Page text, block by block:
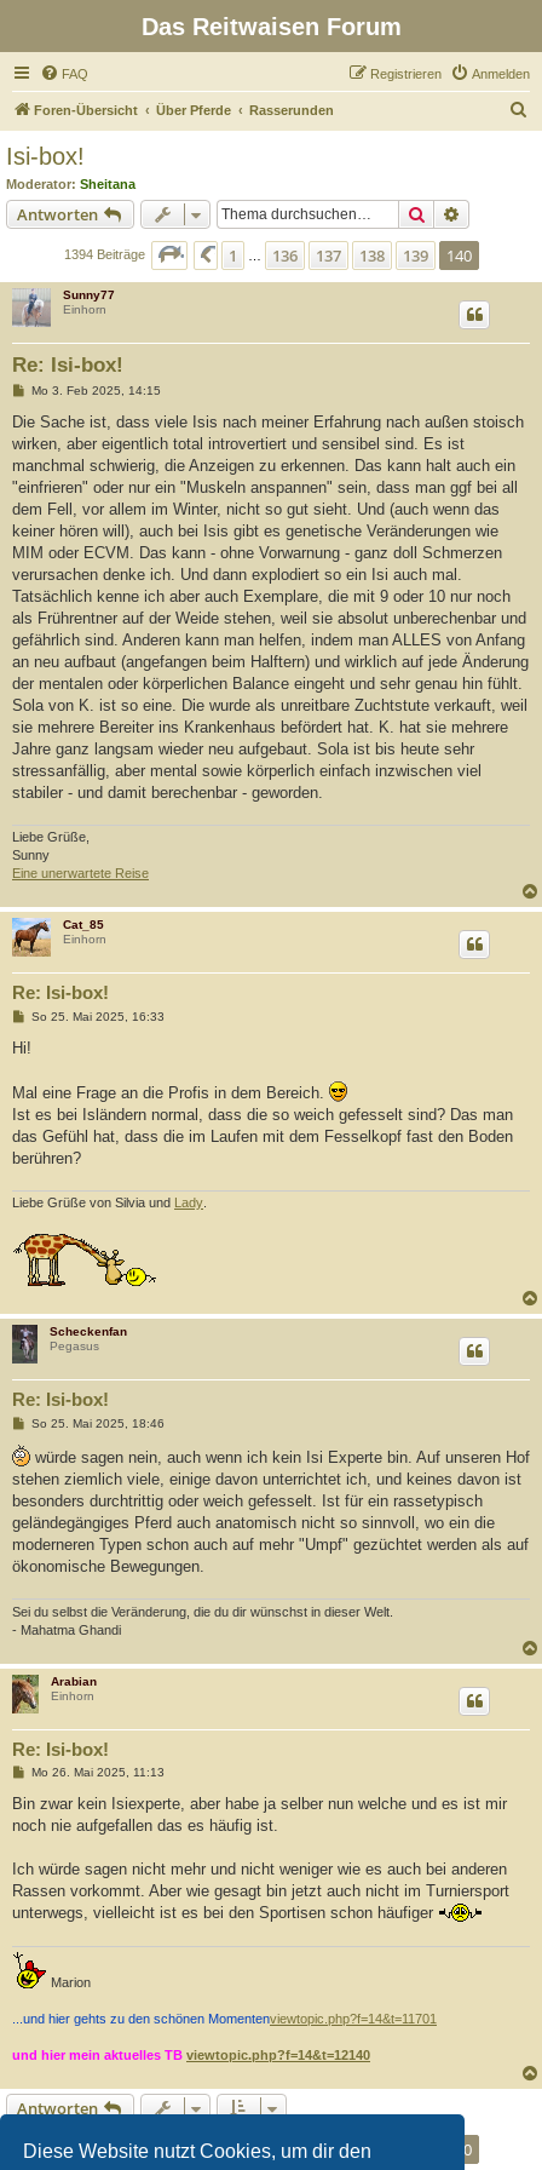
Diese Website nutzt Cookies, um dir den
Das Reitwaisen Forum
FAQ Anmelden
Registrieren
Foren-Übersicht Über Pferde Rasserunden
Isi-box!
Moderator: Sheitana
Antworten Suche
1394 Beiträge Seite 140 von140
Vorherige
1 136 137 138 139 140
Sunny77
Einhorn
Re: Isi-box!
B
i
r
a
Mo 3. Feb 2025, 14:15
Die Sache ist, dass viele Isis nach meiner Erfahrung nach außen stoisch
wirken, aber eigentlich total introvertiert und sensibel sind. Es ist
manchmal schwierig, die Anzeigen zu erkennen. Das kann halt auch ein
"einfrieren" oder nur ein "Muskeln anspannen" sein, dass man ggf bei all
dem Fell, vor allem im Winter, nicht so gut sieht. Und (auch wenn das
keiner hören will), auch bei Isis gibt es genetische Veränderungen wie
MIM oder ECVM. Das kann - ohne Vorwarnung - ganz doll Schmerzen
verursachen denke ich. Und dann explodiert so ein Isi auch mal.
Tatsächlich kenne ich aber auch Exemplare, die mit 9 oder 10 nur noch
als Frührentner auf der Weide stehen, weil sie absolut unberechenbar und
gefährlich sind. Anderen kann man helfen, indem man ALLES von Anfang
an neu aufbaut (angefangen beim Halftern) und wirklich auf jede Änderung
der mentalen oder körperlichen Balance eingeht und sehr genau hin fühlt.
Sola von K. ist so eine. Die wurde als unreitbare Zuchtstute verkauft, weil
sie mehrere Bereiter ins Krankenhaus befördert hat. K. hat sie mehrere
Jahre ganz langsam wieder neu aufgebaut. Sola ist bis heute sehr
stressanfällig, aber mental sowie körperlich einfach inzwischen viel
stabiler - und damit berechenbar - geworden.
Liebe Grüße,
Sunny
Eine unerwartete Reise
Cat_85
Einhorn
Re: Isi-box!
B
i
a
g
So 25. Mai 2025, 16:33
Hi!
Mal eine Frage an die Profis in dem Bereich.
Ist es bei Isländern normal, dass die so weich gefesselt sind? Das man
das Gefühl hat, dass die im Laufen mit dem Fesselkopf fast den Boden
berühren?
Liebe Grüße von Silvia und Lady.
Scheckenfan
Pegasus
Re: Isi-box!
B
i
t
r
g
So 25. Mai 2025, 18:46
würde sagen nein, auch wenn ich kein Isi Experte bin. Auf unseren Hof
stehen ziemlich viele, einige davon unterrichtet ich, und keines davon ist
besonders durchtrittig oder weich gefesselt. Ist für ein rassetypisch
geländegängiges Pferd auch anatomisch nicht so sinnvoll, wo ein die
moderneren Typen schon auch auf mehr "Umpf" gezüchtet werden als auf
ökonomische Bewegungen.
Sei du selbst die Veränderung, die du dir wünschst in dieser Welt.
- Mahatma Ghandi
Arabian
Einhorn
Re: Isi-box!
B
i
r
Mo 26. Mai 2025, 11:13
Bin zwar kein Isiexperte, aber habe ja selber nun welche und es ist mir
noch nie aufgefallen das es häufig ist.
Ich würde sagen nicht mehr und nicht weniger wie es auch bei anderen
Rassen vorkommt. Aber wie gesagt bin jetzt auch nicht im Turniersport
unterwegs, vielleicht ist es bei den Sportisen schon häufiger
Marion
...und hier gehts zu den schönen Momentenviewtopic.php?f=14&t=11701
und hier mein aktuelles TB viewtopic.php?f=14&t=12140
Antworten
1394 Beiträge Seite140von 140
Vorherige
1 … 136 137 138 140